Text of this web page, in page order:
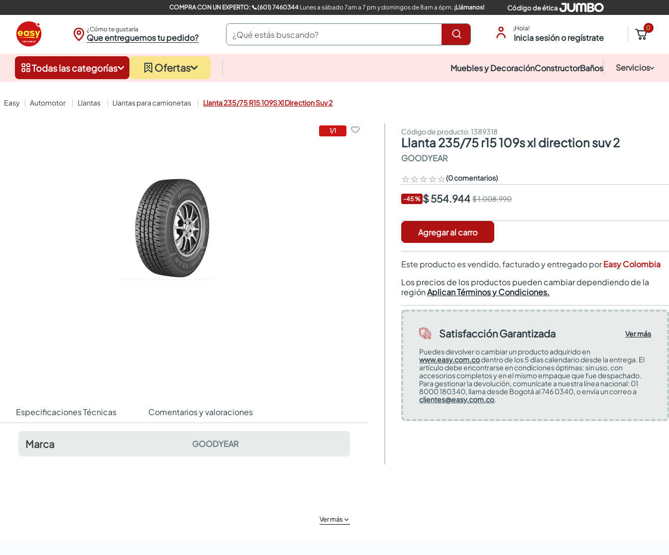
COMPRA CON UN EXPERTO: 📞(601) 7460344Lunes a sábado 7am a 7 pm y domingos de 8am a 6pm. ¡Llámanos! Código de ética
¿Cómo te gustaría
Que entreguemos tu pedido?
¿Qué estás buscando? ¡Hola!
Inicia sesión o regístrate
0
Todas las categorías Ofertas Muebles y DecoraciónConstructorBaños Servicios
automotor llantas llantas para camionetas Llanta 235/75 R15 109S Xl Direction Suv 2
1/1
Especificaciones Técnicas Comentarios y valoraciones
Marca GOODYEAR
:1389318
llanta 235/75 r15 109s xl direction suv 2
GOODYEAR
☆☆☆☆☆(0 comentarios)
-45% $ 554.944 $ 1.008.990
Agregar al carro
Este producto es vendido, facturado y entregado porEasy Colombia
Los precios de los productos pueden cambiar dependiendo de la
regiónAplican Términos y Condiciones.
Satisfacción Garantizada
Ver más
Puedes devolver o cambiar un producto adquirido en
www.easy.com.codentro de los 5 días calendario desde la entrega. El
artículo debe encontrarse en condiciones óptimas: sin uso, con
accesorios completos y en el mismo empaque que fue despachado.
Para gestionar la devolución, comunícate a nuestra línea nacional: 01
8000 180340, llama desde Bogotá al 746 0340, o envía un correo a
clientes@easy.com.co.
Ver más
closet
sanitarios